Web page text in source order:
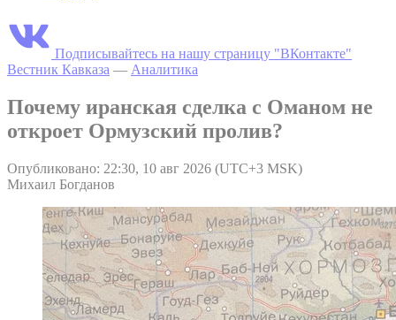
Подписывайтесь на нашу страницу "ВКонтакте"
Вестник Кавказа — Аналитика
Почему иранская сделка с Оманом не
откроет Ормузский пролив?
Опубликовано: 22:30, 10 авг 2026 (UTC+3 MSK)
Михаил Богданов